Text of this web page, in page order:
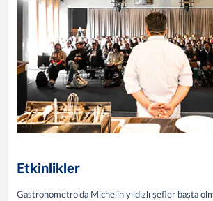
Etkinlikler
Gastronometro’da Michelin yıldızlı şefler başta